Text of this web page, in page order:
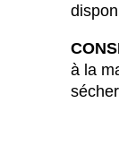
à la